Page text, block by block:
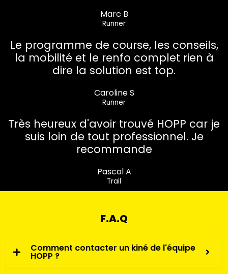
Marc B
Runner
Le programme de course, les conseils,
la mobilité et le renfo complet rien à
dire la solution est top.
Caroline S
Runner
Très heureux d'avoir trouvé HOPP car je
suis loin de tout professionnel. Je
recommande
Pascal A
Trail
F.A.Q
Comment contacter un kiné de l'équipe
HOPP ?